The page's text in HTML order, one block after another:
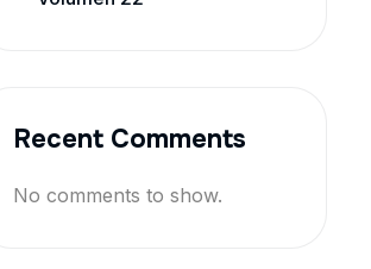
Recent Comments
No comments to show.